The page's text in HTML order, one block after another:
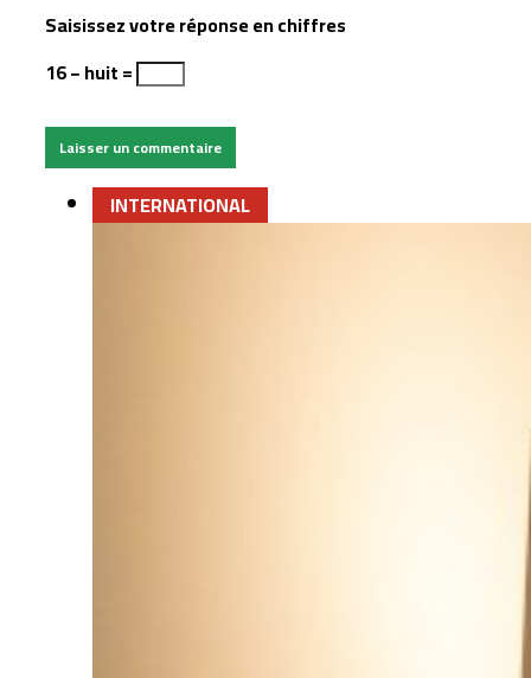
Saisissez votre réponse en chiffres
16 − huit =
INTERNATIONAL